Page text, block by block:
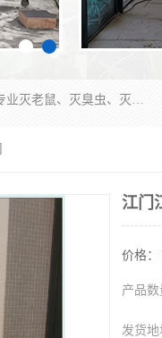
江门市瑞可环境科技有限公司是具有白蚁防治资质的大型专业除四害公司;专业灭老鼠、灭臭虫、灭蟑螂、灭跳蚤、灭蚊、灭蝇、灭白蚁、防蛇等各种害虫的防治。经过多年的努力，公司发展成为集PCO研究、生物制药、害虫防治于一体的专业杀虫灭鼠公司。
江门
价格：
产品数
发货地